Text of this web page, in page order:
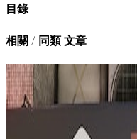
目錄
相關 / 同類 文章